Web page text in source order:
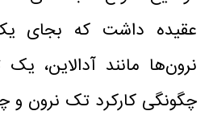
عقیده داشت که بجای
نرون‌ها مانند آدالاین،
چگونگی کارکرد تک نرون و